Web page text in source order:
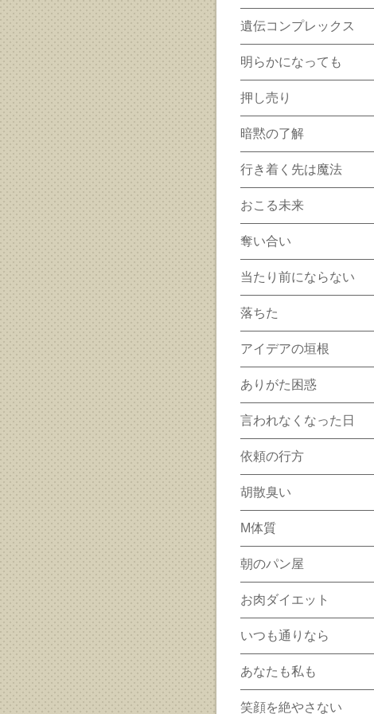
遺伝コンプレックス
明らかになっても
押し売り
暗黙の了解
行き着く先は魔法
おこる未来
奪い合い
当たり前にならない
落ちた
アイデアの垣根
ありがた困惑
言われなくなった日
依頼の行方
胡散臭い
M体質
朝のパン屋
お肉ダイエット
いつも通りなら
あなたも私も
笑顔を絶やさない